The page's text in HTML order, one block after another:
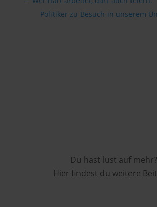
Politiker zu Besuch in unserem
Du hast lust auf mehr?
Hier findest du weitere